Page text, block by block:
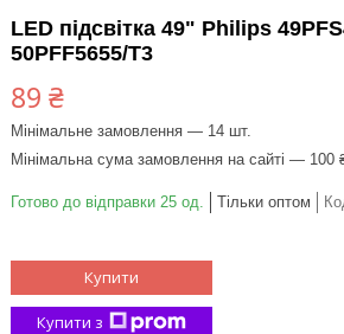
LED підсвітка 49" Philips
50PFF5655/T3
89 ₴
Мінімальне замовлення — 14 шт.
Мінімальна сума замовлення на сайті — 100
Готово до відправки 25 од. Тільки оптом
Купити
Купити з